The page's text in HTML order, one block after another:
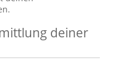
deiner